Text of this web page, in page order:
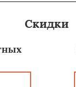
Скидки